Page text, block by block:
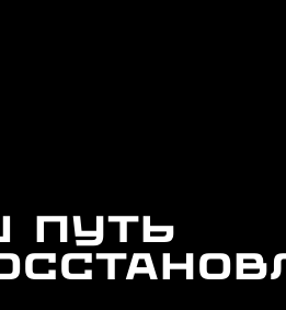
ПУТЬ